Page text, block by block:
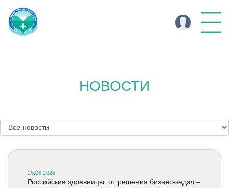
НОВОСТИ
26.06.2026
Российские здравницы: от решения бизнес-задач –